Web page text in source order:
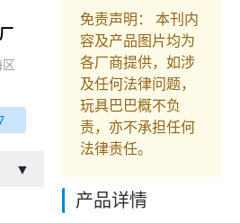
▼
免责声明： 本刊内
容及产品图片均为
各厂商提供，如涉
及任何法律问题，
玩具巴巴概不负
责，亦不承担任何
法律责任。
产品详情